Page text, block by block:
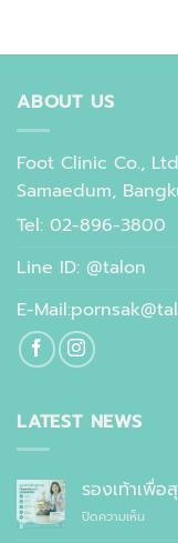
ABOUT US
Foot Clinic Co.,
Samaedum,
Tel: 02-896-3800
Line ID: @talon
E-
LATEST NEWS
รองเท้าเพื่
ปิดความเห็นบน